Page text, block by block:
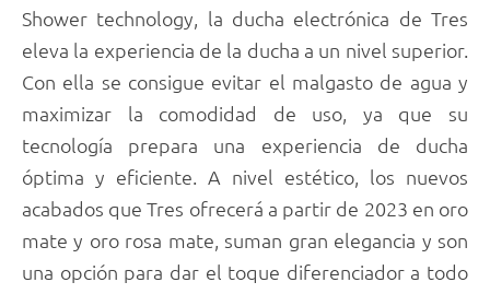
Shower technology, la ducha electrónica de Tres
eleva la experiencia de la ducha a un nivel superior.
Con ella se consigue evitar el malgasto de agua y
maximizar la comodidad de uso, ya que su
tecnología prepara una experiencia de ducha
óptima y eficiente. A nivel estético, los nuevos
acabados que Tres ofrecerá a partir de 2023 en oro
mate y oro rosa mate, suman gran elegancia y son
una opción para dar el toque diferenciador a todo